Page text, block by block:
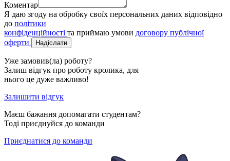
Коментар
Я даю згоду на обробку своїх персональних даних відповідно
до політики
конфіденційності та приймаю умови договору публічної
оферти
Надіслати
Уже замовив(ла) роботу?
Залиш відгук про роботу кролика, для
нього це дуже важливо!
Залишити відгук
Маєш бажання допомагати студентам?
Тоді приєднуйся до команди
Приєднатися до команди